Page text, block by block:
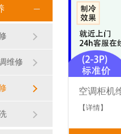
维修
空调柜机
【详情】